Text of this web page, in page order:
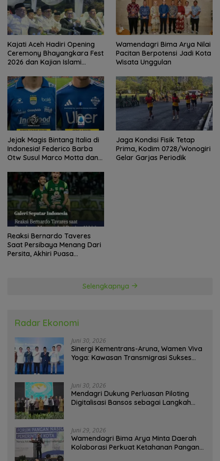
Kajati Aceh Hadiri Opening
Ceremony Bhayangkara Fest
2026 dan Kajian Islami
Adi Hidayat
Wamendagri Bima Arya Nilai
Pacitan Berpotensi Jadi Kota
Wisata Unggulan
Jejak Magis Bintang Italia di
Indonesia! Federico Barba
Otw Susul Marco Motta dan
Trofi?
Jaga Kondisi Fisik Tetap
Prima, Kodim 0728/Wonogiri
Gelar Garjas Periodik
Reaksi Bernardo Taveres
Saat Persibaya Menang Dari
Persita, Akhiri Puasa
Selengkapnya
Radar Ekonomi
Juni 30, 2026
Sinergi Kementrans-Aruna, Wamen Viva
Yoga: Kawasan Transmigrasi Sukses
Juni 30, 2026
Mendagri Dukung Perluasan Piloting
Digitalisasi Bansos sebagai Langkah
Juni 29, 2026
Wamendagri Bima Arya Minta Daerah
Kolaborasi Perkuat Ketahanan Pangan